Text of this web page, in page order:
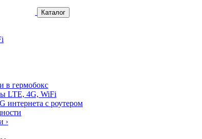
Каталог
в гермобокс
LTE, 4G, WiFi
интернета с роутером
›